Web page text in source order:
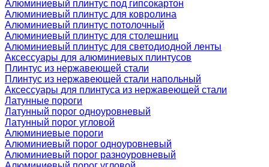
Алюминиевый плинтус под гипсокартон
Алюминиевый плинтус для ковролина
Алюминиевый плинтус потолочный
Алюминиевый плинтус для столешниц
Алюминиевый плинтус для светодиодной ленты
Аксессуары для алюминиевых плинтусов
Плинтус из нержавеющей стали
Плинтус из нержавеющей стали напольный
Аксессуары для плинтуса из нержавеющей стали
Латунные пороги
Латунный порог одноуровневый
Латунный порог угловой
Алюминиевые пороги
Алюминиевый порог одноуровневый
Алюминиевый порог разноуровневый